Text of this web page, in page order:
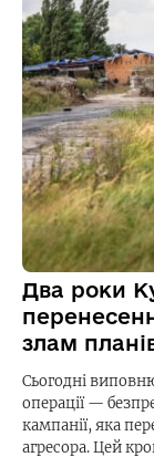
Два роки
злам
Сьогодні
операції —
кампанії, яка
агресора. Цей